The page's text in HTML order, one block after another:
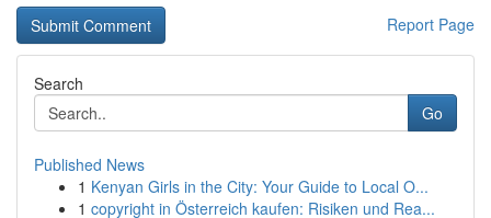
Report Page
Search
Go
Published News
1 Kenyan Girls in the City: Your Guide to Local O...
1 copyright in Österreich kaufen: Risiken und Rea...